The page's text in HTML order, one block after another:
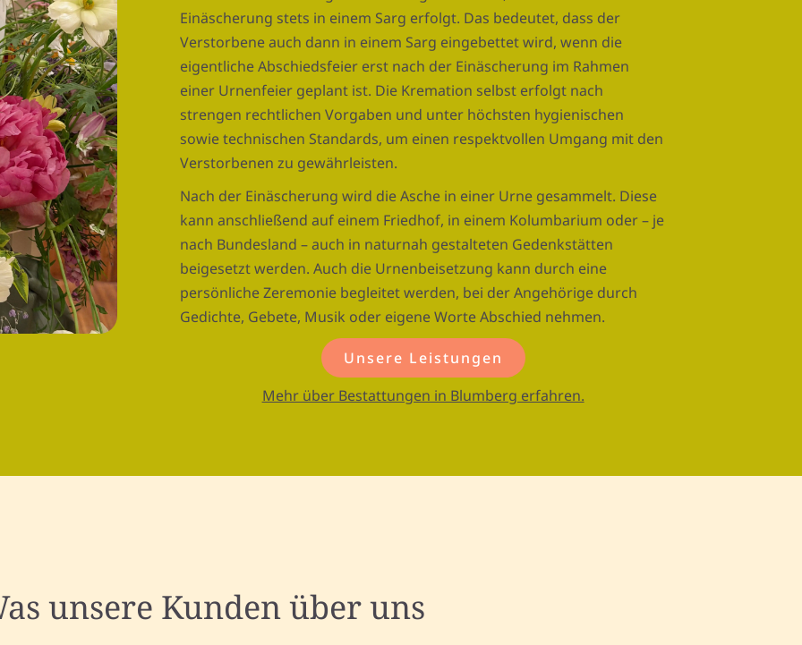
Einäscherung stets in einem Sarg erfolgt. Das bedeutet, dass der
Verstorbene auch dann in einem Sarg eingebettet wird, wenn die
eigentliche Abschiedsfeier erst nach der Einäscherung im Rahmen
einer Urnenfeier geplant ist. Die Kremation selbst erfolgt nach
strengen rechtlichen Vorgaben und unter höchsten hygienischen
sowie technischen Standards, um einen respektvollen Umgang mit den
Verstorbenen zu gewährleisten.
Nach der Einäscherung wird die Asche in einer Urne gesammelt. Diese
kann anschließend auf einem Friedhof, in einem Kolumbarium oder – je
nach Bundesland – auch in naturnah gestalteten Gedenkstätten
beigesetzt werden. Auch die Urnenbeisetzung kann durch eine
persönliche Zeremonie begleitet werden, bei der Angehörige durch
Gedichte, Gebete, Musik oder eigene Worte Abschied nehmen.
Unsere Leistungen
Mehr über Bestattungen in Blumberg erfahren.
unsere Kunden über uns